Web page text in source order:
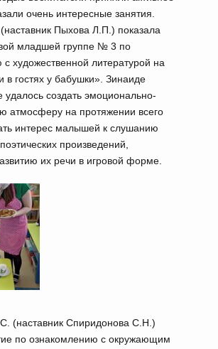
очень интересные занятия.
Пыхова Л.П.) показала
младшей группе № 3 по
художественной литературой на
в гостях у бабушки». Зинаиде
создать эмоционально-
атмосферу на протяжении всего
интерес малышей к слушанию
произведений,
их речи в игровой форме.
(наставник Спиридонова С.Н.)
по ознакомлению с окружающим